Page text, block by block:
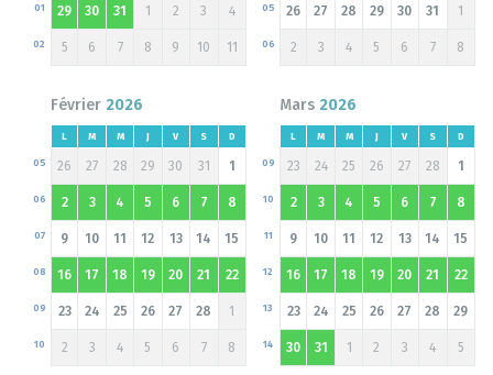
29
01 30 31 1 2 3 4
5
02 6 7 8 9 10 11
26
05 27 28 29 30 31 1
2
06 3 4 5 6 7 8
Février 2026
L M M J V S D
26
05 27 28 29 30 31 1
2
06 3 4 5 6 7 8
9
07 10 11 12 13 14 15
16
08 17 18 19 20 21 22
23
09 24 25 26 27 28 1
2
10 3 4 5 6 7 8
Mars 2026
L M M J V S D
23
09 24 25 26 27 28 1
2
10 3 4 5 6 7 8
9
11 10 11 12 13 14 15
16
12 17 18 19 20 21 22
23
13 24 25 26 27 28 29
30
14 31 1 2 3 4 5